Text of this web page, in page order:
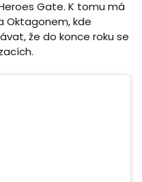
Gate. K tomu má
Oktagonem, kde
že do konce roku se